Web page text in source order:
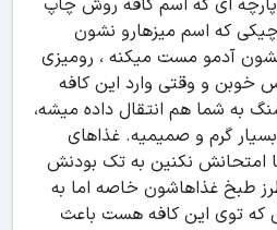
ای که اسم کافه روش چاپ
که اسم میزهارو نشون
آدمو مست میکنه ، رومیزی
خوبن و وقتی وارد این کافه
به شما هم انتقال داده میشه،
بسیار گرم و صمیمیه. غذاهای
امتحانش نکنین به تک بودنش
طبخ غذاهاشون خاصه اما به
که توی این کافه هست باعث